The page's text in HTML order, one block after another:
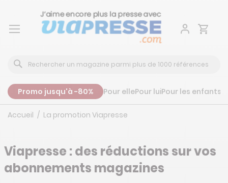
Aller
Promo jusqu'à -80% Pour ellePour luiPour les enfants
Accueil La promotion Viapresse
Viapresse : des réductions sur vos
abonnements magazines